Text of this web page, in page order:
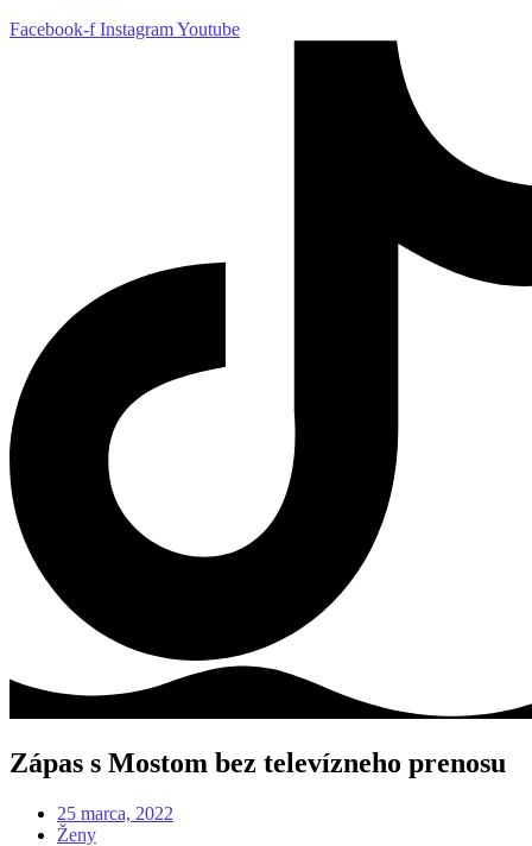
Facebook-f InstagramYoutube
Zápas s Mostom bez televízneho prenosu
25 marca, 2022
Ženy